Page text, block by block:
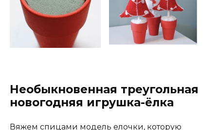
Необыкновенная треугольная
новогодняя игрушка-ёлка
Вяжем спицами модель елочки, которую